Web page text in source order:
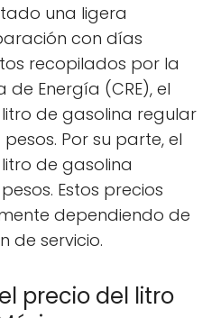
una ligera
con días
recopilados por la
Energía (CRE), el
de gasolina regular
pesos. Por su parte, el
de gasolina
Estos precios
dependiendo de
de servicio.
precio del litro